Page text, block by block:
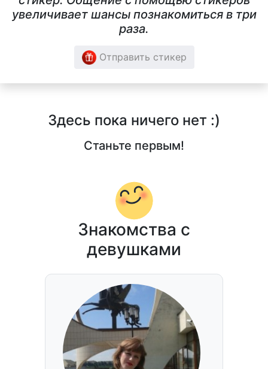
увеличивает шансы познакомиться в три
раза.
Отправить стикер
Здесь пока ничего нет :)
Станьте первым!
Знакомства с
девушками